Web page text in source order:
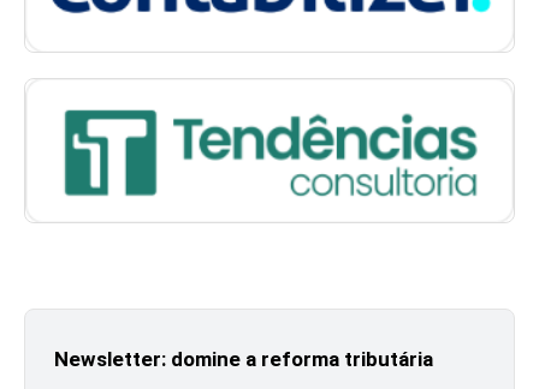
Newsletter: domine a reforma tributária